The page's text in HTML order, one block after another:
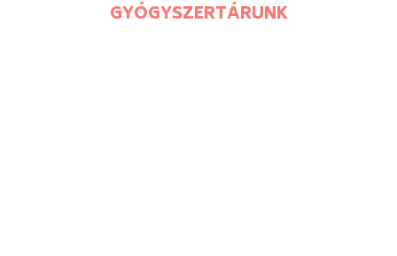
GYÓGYSZERTÁRUNK